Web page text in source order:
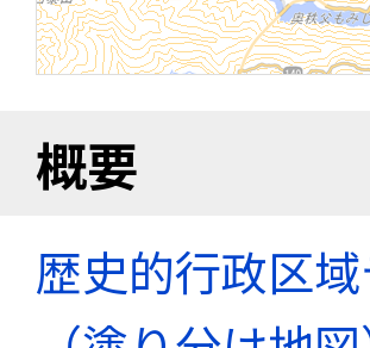
概要
歴史的行政区